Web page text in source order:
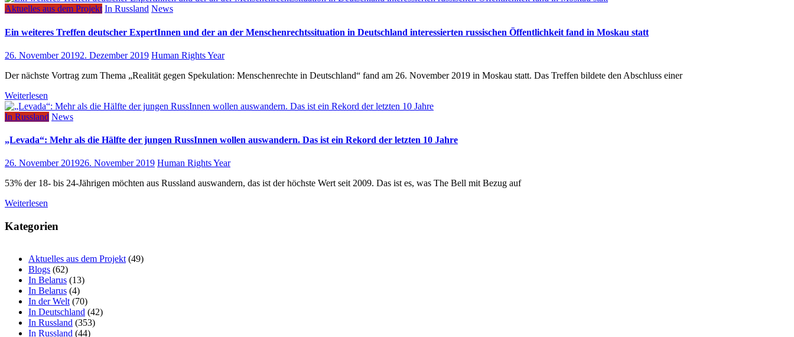
Aktuelles aus dem Projekt In Russland News
Ein weiteres Treffen deutscher ExpertInnen und der an der Menschenrechtssituation in Deutschland interessierten russischen Öffentlichkeit fand in Moskau statt
26. November 20192. Dezember 2019 Human Rights Year
Der nächste Vortrag zum Thema „Realität gegen Spekulation: Menschenrechte in Deutschland“ fand am 26. November 2019 in Moskau statt. Das Treffen bildete den Abschluss einer
Weiterlesen
In Russland News
„Levada“: Mehr als die Hälfte der jungen RussInnen wollen auswandern. Das ist ein Rekord der letzten 10 Jahre
26. November 201926. November 2019 Human Rights Year
53% der 18- bis 24-Jährigen möchten aus Russland auswandern, das ist der höchste Wert seit 2009. Das ist es, was The Bell mit Bezug auf
Weiterlesen
Kategorien
Aktuelles aus dem Projekt (49)
Blogs (62)
In Belarus (13)
In Belarus (4)
In der Welt (70)
In Deutschland (42)
In Russland (353)
In Russland (44)